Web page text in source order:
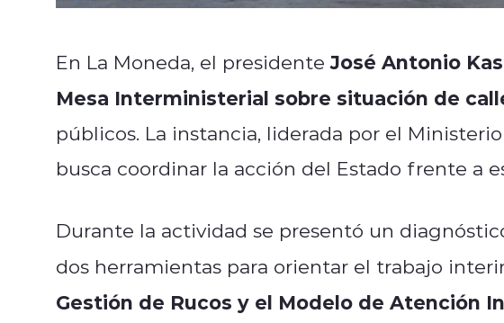
En La Moneda, el presidenteJosé Antonio
Mesa Interministerial sobre situación de
públicos. La instancia, liderada por el
busca coordinar la acción del Estado frente a
Durante la actividad se presentó un
dos herramientas para orientar el trabajo
Gestión de Rucos y el Modelo de Atención